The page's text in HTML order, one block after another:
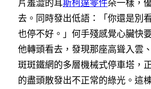
片羞澀的耳斯柯達零件朵一樣，
去。同時發出低語：「你還是別
也停不好。」何手殘感覺心臟快
他轉頭看去，發現那座高聳入雲
斑斑鐵網的多層機械式停車塔，
的盡頭散發出不正常的綠光。這